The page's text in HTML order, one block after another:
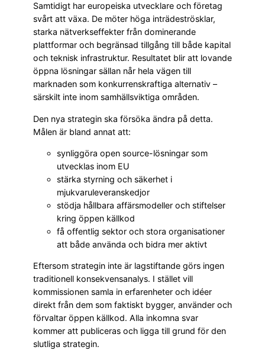
Samtidigt har europeiska utvecklare och företag
svårt att växa. De möter höga inträdeströsklar,
starka nätverkseffekter från dominerande
plattformar och begränsad tillgång till både kapital
och teknisk infrastruktur. Resultatet blir att lovande
öppna lösningar sällan når hela vägen till
marknaden som konkurrenskraftiga alternativ –
särskilt inte inom samhällsviktiga områden.
Den nya strategin ska försöka ändra på detta.
Målen är bland annat att:
synliggöra open source-lösningar som
utvecklas inom EU
stärka styrning och säkerhet i
mjukvaruleveranskedjor
stödja hållbara affärsmodeller och stiftelser
kring öppen källkod
få offentlig sektor och stora organisationer
att både använda och bidra mer aktivt
Eftersom strategin inte är lagstiftande görs ingen
traditionell konsekvensanalys. I stället vill
kommissionen samla in erfarenheter och idéer
direkt från dem som faktiskt bygger, använder och
förvaltar öppen källkod. Alla inkomna svar
kommer att publiceras och ligga till grund för den
slutliga strategin.